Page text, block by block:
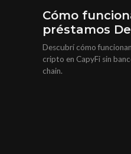
Cómo
préstamos
Descubrí cómo
cripto en CapyFi sin
chain.